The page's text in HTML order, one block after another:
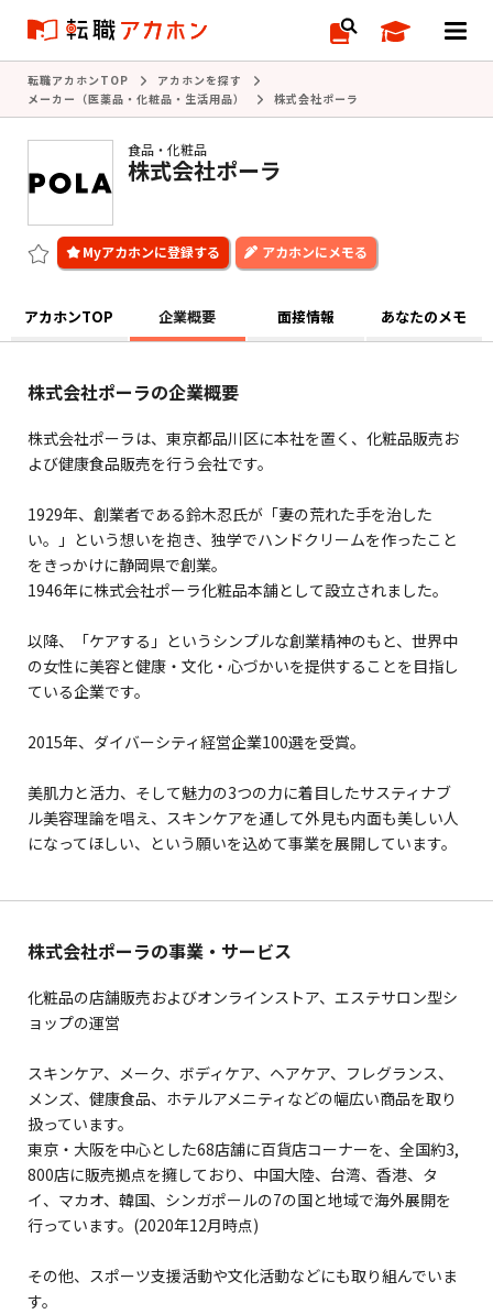
転職アカホンTOP
アカホンを探す
メーカー（医薬品・化粧品・生活用品）
株式会社ポーラ
食品・化粧品
株式会社ポーラ
アカホンにメモる
アカホンTOP 企業概要 面接情報 あなたのメモ
株式会社ポーラの企業概要
株式会社ポーラは、東京都品川区に本社を置く、化粧品販売お
よび健康食品販売を行う会社です。
1929年、創業者である鈴木忍氏が「妻の荒れた手を治した
い。」という想いを抱き、独学でハンドクリームを作ったこと
をきっかけに静岡県で創業。
1946年に株式会社ポーラ化粧品本舗として設立されました。
以降、「ケアする」というシンプルな創業精神のもと、世界中
の女性に美容と健康・文化・心づかいを提供することを目指し
ている企業です。
2015年、ダイバーシティ経営企業100選を受賞。
美肌力と活力、そして魅力の3つの力に着目したサスティナブ
ル美容理論を唱え、スキンケアを通して外見も内面も美しい人
になってほしい、という願いを込めて事業を展開しています。
株式会社ポーラの事業・サービス
化粧品の店舗販売およびオンラインストア、エステサロン型シ
ョップの運営
スキンケア、メーク、ボディケア、ヘアケア、フレグランス、
メンズ、健康食品、ホテルアメニティなどの幅広い商品を取り
扱っています。
東京・大阪を中心とした68店舗に百貨店コーナーを、全国約3,
800店に販売拠点を擁しており、中国大陸、台湾、香港、タ
イ、マカオ、韓国、シンガポールの7の国と地域で海外展開を
行っています。(2020年12月時点)
その他、スポーツ支援活動や文化活動などにも取り組んでいま
す。